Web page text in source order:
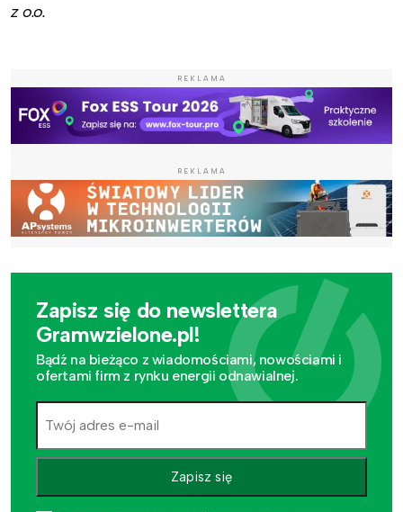
z o.o.
REKLAMA
REKLAMA
Zapisz się do newslettera
Gramwzielone.pl!
Bądź na bieżąco z wiadomościami, nowościami i
ofertami firm z rynku energii odnawialnej.
Zapisz się